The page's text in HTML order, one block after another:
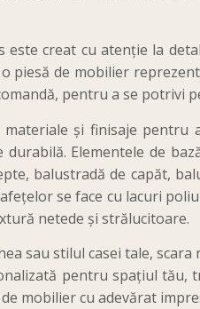
este creat cu atenție la
piesă de mobilier
pentru a se potrivi
materiale și finisaje pentru
Elementele de
balustradă de capăt,
se face cu lacuri
netede și strălucitoare.
sau stilul casei tale,
pentru spațiul tău,
mobilier cu adevărat